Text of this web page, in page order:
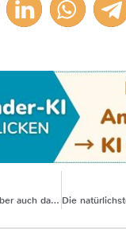
Das Schönste, aber auch das Schwierigste